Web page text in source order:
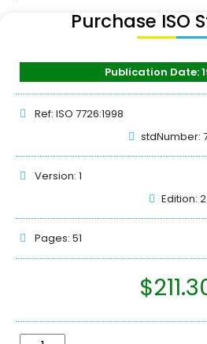
Purchase ISO
Publication Date:
Ref: ISO 7726:1998
stdNumber:
Version: 1
Edition: 2
Pages: 51
$